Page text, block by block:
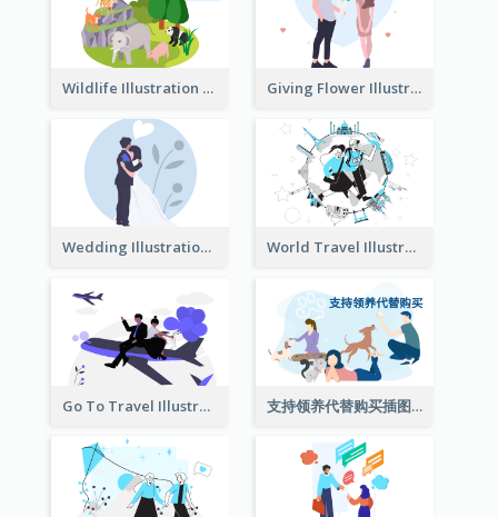
Wildlife Illustration Giving Flower Illustration
Wedding Illustration World Travel Illustration
Go To Travel Illustration 支持领养代替购买插图